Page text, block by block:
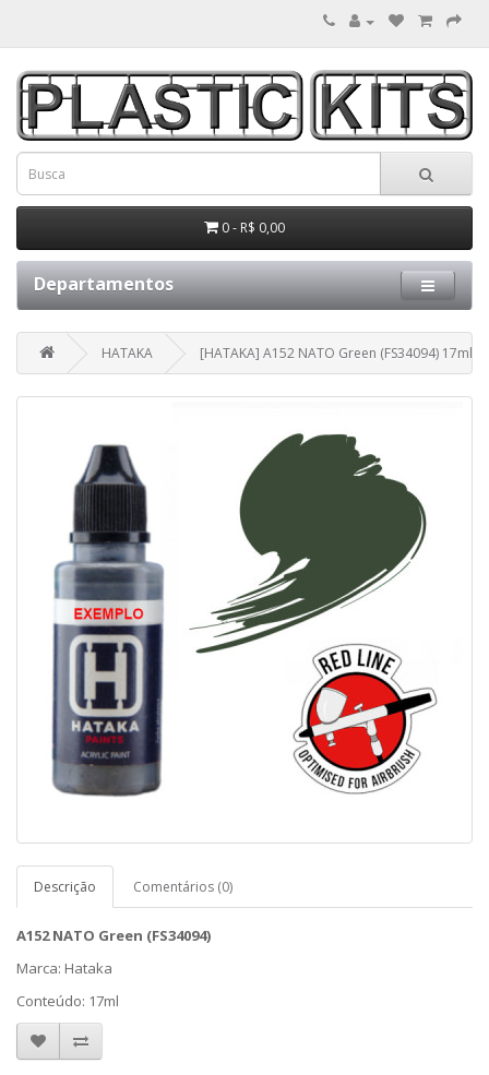
0 - R$ 0,00
Departamentos
HATAKA [HATAKA] A152 NATO Green (FS34094) 17ml
Descrição Comentários (0)
A152 NATO Green (FS34094)
Marca: Hataka
Conteúdo: 17ml